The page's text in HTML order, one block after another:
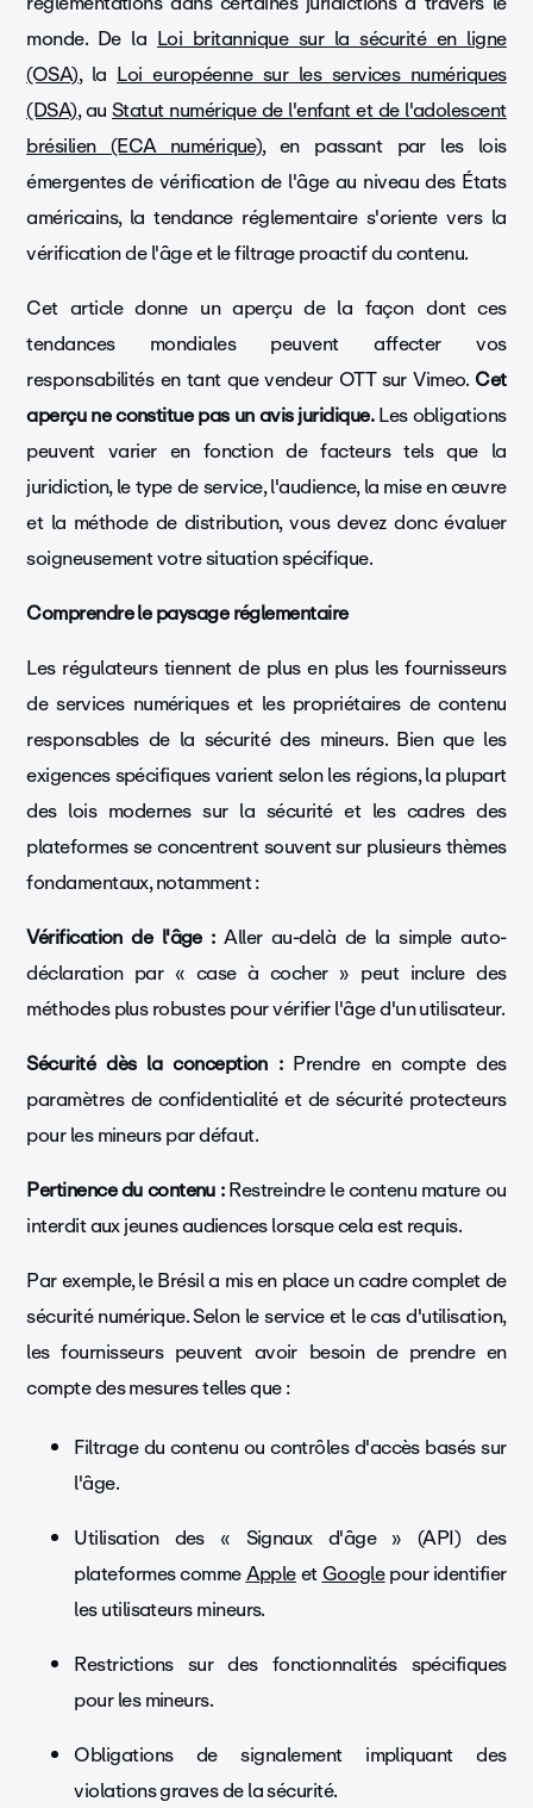
monde. De la Loi britannique sur la sécurité en ligne
(OSA), laLoi européenne sur les services numériques
(DSA), auStatut numérique de l'enfant et de l'adolescent
brésilien (ECA numérique), en passant par les lois
émergentes de vérification de l'âge au niveau des États
américains, la tendance réglementaire s'oriente vers la
vérification de l'âge et le filtrage proactif du contenu.
Cet article donne un aperçu de la façon dont ces
tendances mondiales peuvent affecter vos
responsabilités en tant que vendeur OTT sur Vimeo. Cet
aperçu ne constitue pas un avis juridique.Les obligations
peuvent varier en fonction de facteurs tels que la
juridiction, le type de service, l'audience, la mise en œuvre
et la méthode de distribution, vous devez donc évaluer
soigneusement votre situation spécifique.
Comprendre le paysage réglementaire
Les régulateurs tiennent de plus en plus les fournisseurs
de services numériques et les propriétaires de contenu
responsables de la sécurité des mineurs. Bien que les
exigences spécifiques varient selon les régions, la plupart
des lois modernes sur la sécurité et les cadres des
plateformes se concentrent souvent sur plusieurs thèmes
fondamentaux, notamment :
Vérification de l'âge :Aller au-delà de la simple auto-
déclaration par « case à cocher » peut inclure des
méthodes plus robustes pour vérifier l'âge d'un utilisateur.
Sécurité dès la conception :Prendre en compte des
paramètres de confidentialité et de sécurité protecteurs
pour les mineurs par défaut.
Pertinence du contenu :Restreindre le contenu mature ou
interdit aux jeunes audiences lorsque cela est requis.
Par exemple, le Brésil a mis en place un cadre complet de
sécurité numérique. Selon le service et le cas d'utilisation,
les fournisseurs peuvent avoir besoin de prendre en
compte des mesures telles que :
Filtrage du contenu ou contrôles d'accès basés sur
l'âge.
Utilisation des « Signaux d'âge » (API) des
plateformes commeAppleetGooglepour identifier
les utilisateurs mineurs.
Restrictions sur des fonctionnalités spécifiques
pour les mineurs.
Obligations de signalement impliquant des
violations graves de la sécurité.